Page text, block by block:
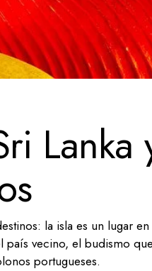
Lanka
la isla es un lugar
país vecino, el budismo
portugueses.